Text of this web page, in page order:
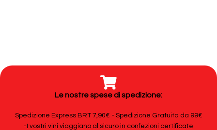
Le nostre spese di spedizione:
Spedizione Express BRT 7,90€ - Spedizione Gratuita da 99€
-I vostri vini viaggiano al sicuro in confezioni certificate